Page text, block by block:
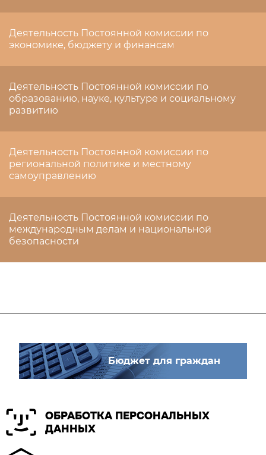
Деятельность Постоянной комиссии по
экономике, бюджету и финансам
Деятельность Постоянной комиссии по
образованию, науке, культуре и социальному
развитию
Деятельность Постоянной комиссии по
региональной политике и местному
самоуправлению
Деятельность Постоянной комиссии по
международным делам и национальной
безопасности
Бюджет для граждан
ОБРАБОТКА ПЕРСОНАЛЬНЫХ
ДАННЫХ